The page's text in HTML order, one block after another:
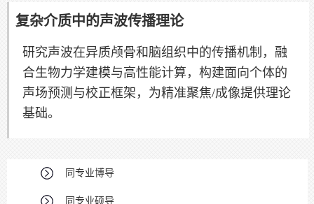
复杂介质中的声波传播理论
研究声波在异质颅骨和脑组织中的传播机制，融
合生物力学建模与高性能计算，构建面向个体的
声场预测与校正框架，为精准聚焦/成像提供理论
基础。
同专业博导
同专业硕导